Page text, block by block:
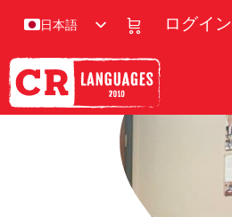
ログイン
日本語